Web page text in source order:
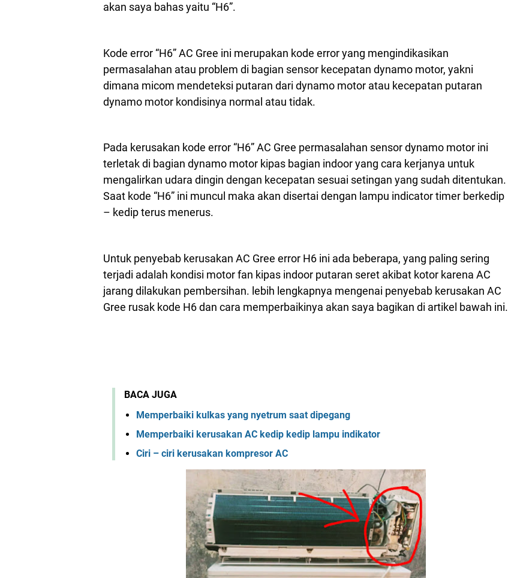
akan saya bahas yaitu “H6”.
Kode error “H6” AC Gree ini merupakan kode error yang mengindikasikan
permasalahan atau problem di bagian sensor kecepatan dynamo motor, yakni
dimana micom mendeteksi putaran dari dynamo motor atau kecepatan putaran
dynamo motor kondisinya normal atau tidak.
Pada kerusakan kode error “H6” AC Gree permasalahan sensor dynamo motor ini
terletak di bagian dynamo motor kipas bagian indoor yang cara kerjanya untuk
mengalirkan udara dingin dengan kecepatan sesuai setingan yang sudah ditentukan.
Saat kode “H6” ini muncul maka akan disertai dengan lampu indicator timer berkedip
– kedip terus menerus.
Untuk penyebab kerusakan AC Gree error H6 ini ada beberapa, yang paling sering
terjadi adalah kondisi motor fan kipas indoor putaran seret akibat kotor karena AC
jarang dilakukan pembersihan. lebih lengkapnya mengenai penyebab kerusakan AC
Gree rusak kode H6 dan cara memperbaikinya akan saya bagikan di artikel bawah ini.
BACA JUGA
Memperbaiki kulkas yang nyetrum saat dipegang
Memperbaiki kerusakan AC kedip kedip lampu indikator
Ciri – ciri kerusakan kompresor AC